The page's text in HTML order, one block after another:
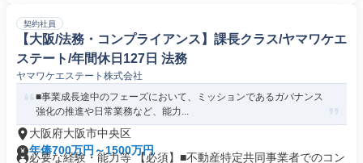
契約社員
【大阪/法務・コンプライアンス】課長クラス/ヤマワケエ
ステート/年間休日127日 法務
ヤマワケエステート株式会社
■事業成長途中のフェーズにおいて、ミッションであるガバナンス
強化の推進や日常業務など、能力...
大阪府大阪市中央区
年俸700万円～1500万円
必要な経験・能力等 【必須】■不動産特定共同事業者でのコン